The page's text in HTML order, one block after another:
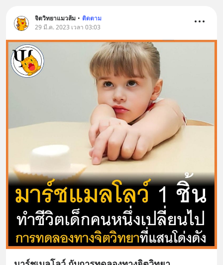
จิตวิทยาแมวส้ม • ติดตาม
29 มี.ค. 2023 เวลา 03:03